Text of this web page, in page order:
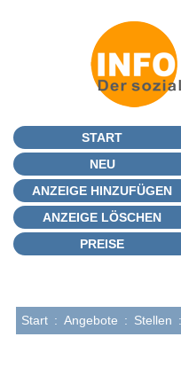
START
NEU
ANZEIGE HINZUFÜGEN
ANZEIGE LÖSCHEN
PREISE
Start : Angebote : Stellen :